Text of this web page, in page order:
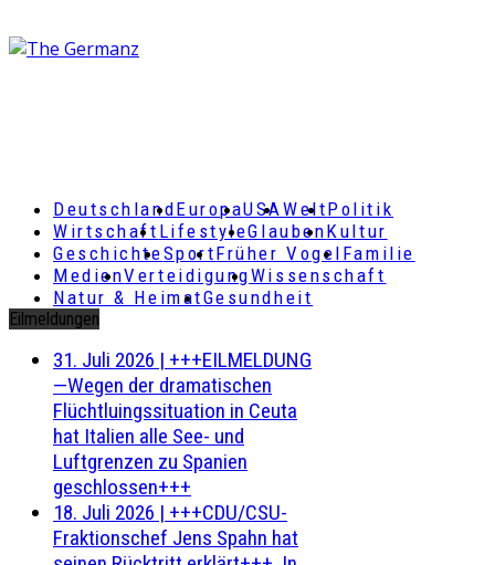
DeutschlandEuropaUSAWeltPolitik
Wirtschaft LifestyleGlaubenKultur
GeschichteSportFrüher Vogel Familie
MedienVerteidigungWissenschaft
Natur & HeimatGesundheit
Eilmeldungen
31. Juli 2026 | +++EILMELDUNG
—Wegen der dramatischen
Flüchtluingssituation in Ceuta
hat Italien alle See- und
Luftgrenzen zu Spanien
geschlossen+++
18. Juli 2026 | +++CDU/CSU-
Fraktionschef Jens Spahn hat